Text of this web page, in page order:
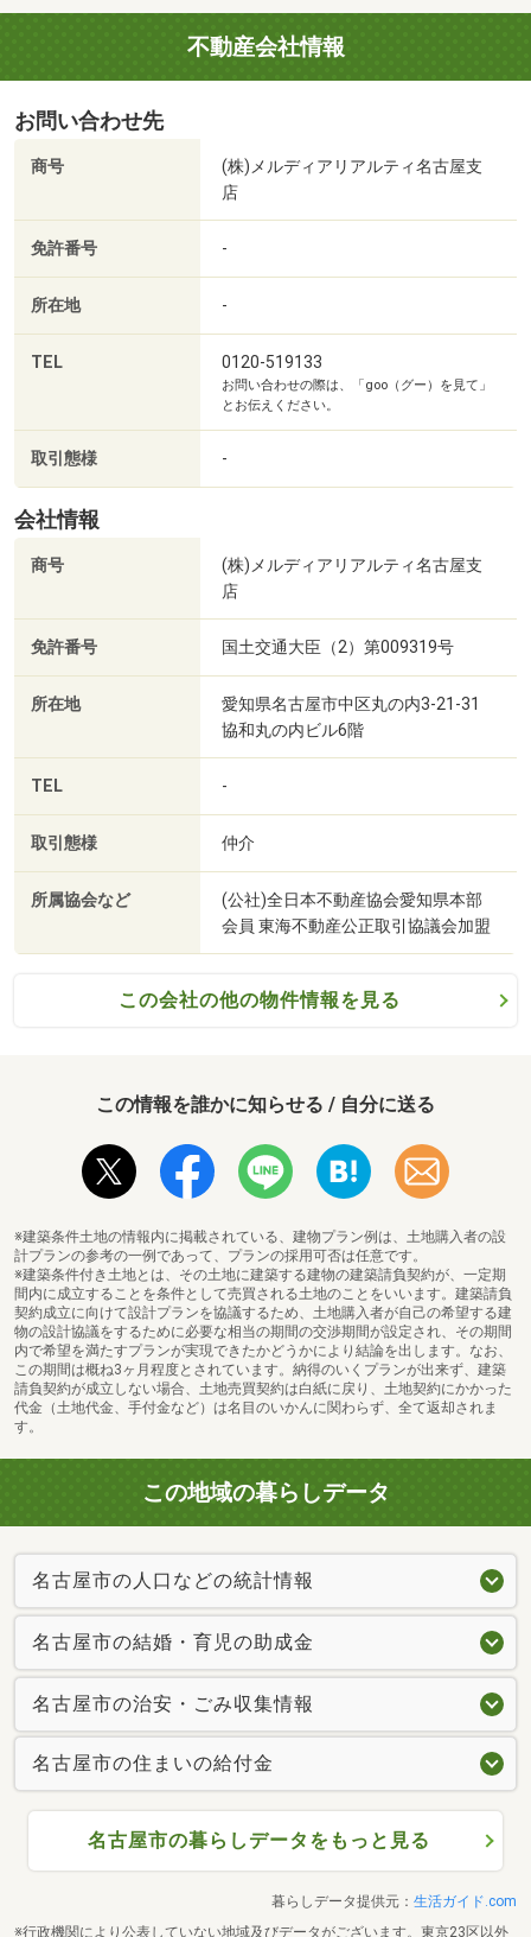
名古屋市立太子小学校まで304m
名古屋市立東陵中学校まで1440m
当物件以外にも、お客様のお探しの物件の条件をお伝えい
＊＊＊＊＊＊＊＊＊＊＊＊＊＊＊＊＊＊＊＊＊＊＊＊
＼ご自宅から気軽に「オンライン相談」も承ります／
「出掛けるのは心配」
「小さな子供がいるので外に出られない」
など、様々な事情で外出が難しいお客様には、オンライン
通話でのお打合せも実施しております♪
物件の詳細説明、資金計画、物件探しの注意点など、現地
見学時と同様のご対応をさせていただきます。
忙しくて時間が取れない方や物件選びで迷われている方に
は、オンライン相談もオススメです！
問い合わせください♪
不動産会社情報
お問い合わせ先
商号
(株)メルディアリアルティ名古屋支
店
免許番号 -
所在地 -
TEL 0120-519133
お問い合わせの際は、「goo（グー）を見て」
とお伝えください。
取引態様 -
会社情報
商号
(株)メルディアリアルティ名古屋支
店
免許番号 国土交通大臣（2）第009319号
所在地
愛知県名古屋市中区丸の内3-21-31
協和丸の内ビル6階
TEL -
取引態様 仲介
所属協会など
(公社)全日本不動産協会愛知県本部
会員 東海不動産公正取引協議会加盟
この会社の他の物件情報を見る
この情報を誰かに知らせる / 自分に送る
※建築条件土地の情報内に掲載されている、建物プラン例は、土地購入者の設
計プランの参考の一例であって、プランの採用可否は任意です。
※建築条件付き土地とは、その土地に建築する建物の建築請負契約が、一定期
間内に成立することを条件として売買される土地のことをいいます。建築請負
契約成立に向けて設計プランを協議するため、土地購入者が自己の希望する建
物の設計協議をするために必要な相当の期間の交渉期間が設定され、その期間
内で希望を満たすプランが実現できたかどうかにより結論を出します。なお、
この期間は概ね3ヶ月程度とされています。納得のいくプランが出来ず、建築
請負契約が成立しない場合、土地売買契約は白紙に戻り、土地契約にかかった
代金（土地代金、手付金など）は名目のいかんに関わらず、全て返却されま
す。
この地域の暮らしデータ
名古屋市の人口などの統計情報
名古屋市の結婚・育児の助成金
名古屋市の治安・ごみ収集情報
名古屋市の住まいの給付金
名古屋市の暮らしデータをもっと見る
暮らしデータ提供元： 生活ガイド.com
※行政機関により公表していない地域及びデータがございます。東京23区以外